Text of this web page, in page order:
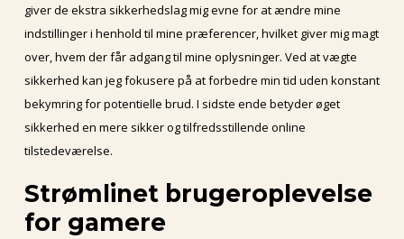
giver de ekstra sikkerhedslag mig evne for at ændre mine
indstillinger i henhold til mine præferencer, hvilket giver mig magt
over, hvem der får adgang til mine oplysninger. Ved at vægte
sikkerhed kan jeg fokusere på at forbedre min tid uden konstant
bekymring for potentielle brud. I sidste ende betyder øget
sikkerhed en mere sikker og tilfredsstillende online
tilstedeværelse.
Strømlinet brugeroplevelse
for gamere